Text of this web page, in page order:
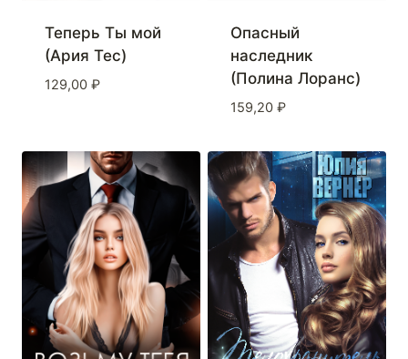
Теперь Ты мой
(Ария Тес)
129,00 ₽
Опасный
наследник
(Полина Лоранс)
159,20 ₽